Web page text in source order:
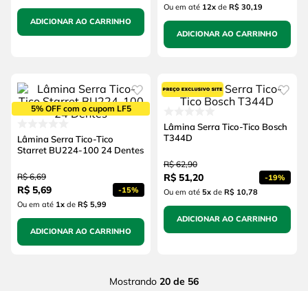
ADICIONAR AO CARRINHO
Ou em até 12xde R$ 30,19
ADICIONAR AO CARRINHO
5% OFF com o cupom LF5
Lâmina Serra Tico-Tico
Starret BU224-100 24 Dentes
R$ 6,69
R$ 5,69 -15%
Ou em até 1xde R$ 5,99
ADICIONAR AO CARRINHO
Lâmina Serra Tico-Tico Bosch
T344D
R$ 62,90
R$ 51,20 -19%
Ou em até 5xde R$ 10,78
ADICIONAR AO CARRINHO
Mostrando 20 de 56